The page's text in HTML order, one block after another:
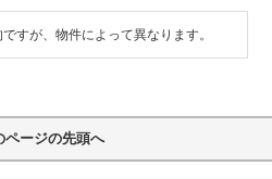
すが、物件によって異なります。
ページの先頭へ